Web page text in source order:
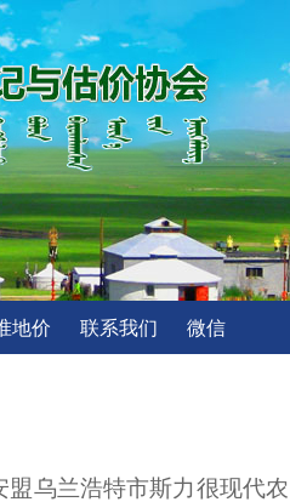
地价 联系我们 微信
乌兰浩特市斯力很现代农